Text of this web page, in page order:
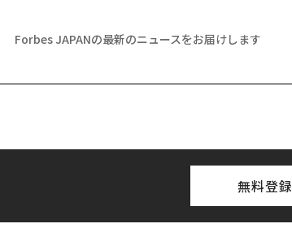
Forbes JAPANの最新のニュースをお届けします
無料登録